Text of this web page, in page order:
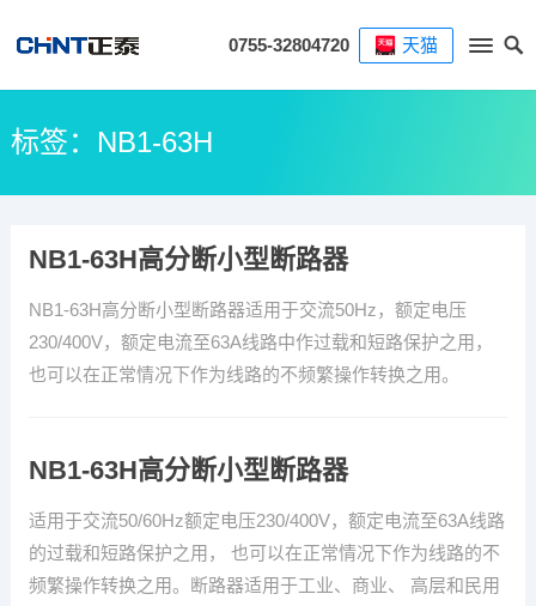
0755-32804720 天猫
标签：NB1-63H
NB1-63H高分断小型断路器
NB1-63H高分断小型断路器适用于交流50Hz，额定电压
230/400V，额定电流至63A线路中作过载和短路保护之用，
也可以在正常情况下作为线路的不频繁操作转换之用。
NB1-63H高分断小型断路器
适用于交流50/60Hz额定电压230/400V，额定电流至63A线路
的过载和短路保护之用， 也可以在正常情况下作为线路的不
频繁操作转换之用。断路器适用于工业、商业、 高层和民用